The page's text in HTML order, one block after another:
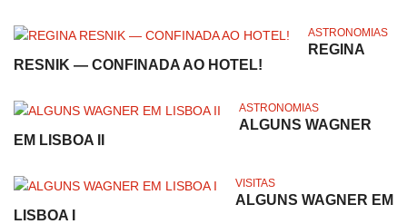
ASTRONOMIAS
REGINA
RESNIK — CONFINADA AO HOTEL!
ASTRONOMIAS
ALGUNS WAGNER
EM LISBOA II
VISITAS
ALGUNS WAGNER EM
LISBOA I